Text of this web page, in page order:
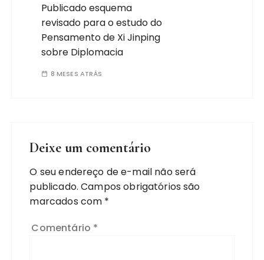
Publicado esquema
revisado para o estudo do
Pensamento de Xi Jinping
sobre Diplomacia
8 MESES ATRÁS
Deixe um comentário
O seu endereço de e-mail não será
publicado. Campos obrigatórios são
marcados com *
Comentário *